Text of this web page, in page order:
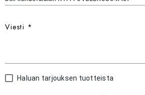
Viesti *
Haluan tarjouksen tuotteista